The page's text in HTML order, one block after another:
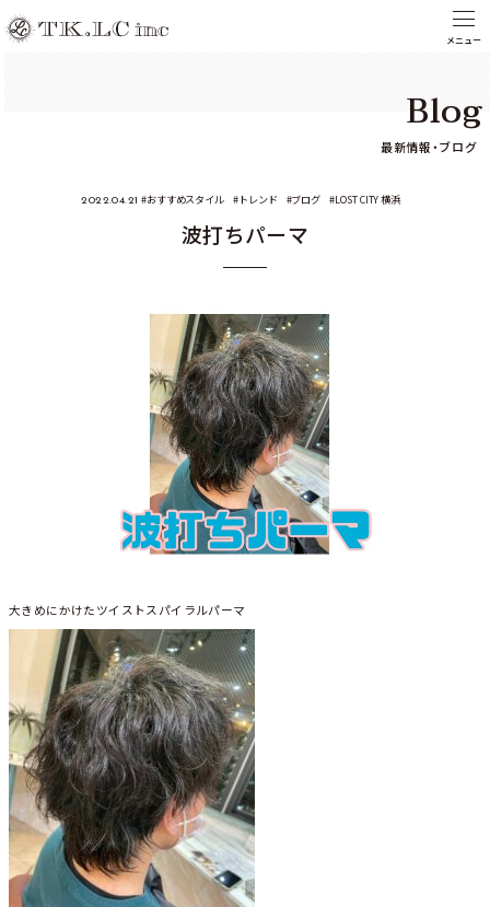
Blog
最新情報・ブログ
2022.04.21 おすすめスタイル トレンド ブログ LOST CITY 横浜
波打ちパーマ
大きめにかけたツイストスパイラルパーマ